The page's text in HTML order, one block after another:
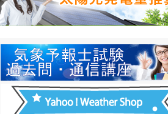
ガリレオ温度計&天気管新色登場！
HPリニューアル第２弾：本サイト Update!
HPリニューアル第１弾：英語ページOPEN
週間天気図&週間波浪図を10日に延長しました